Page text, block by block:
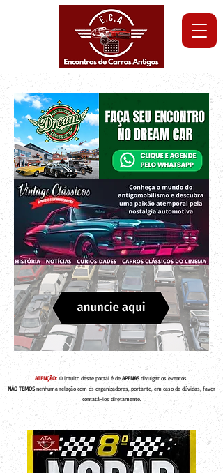
ATENÇÃO: O intuito deste portal é de APENAS divulgar os eventos.
NÃO TEMOS nenhuma relação com os organizadores, portanto, em caso de dúvidas, favor
contatá-los diretamente.